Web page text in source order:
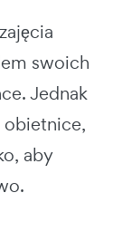
swoich
Jednak
obietnice,
aby